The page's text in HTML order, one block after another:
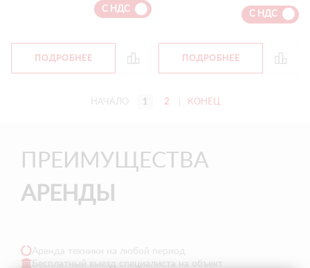
С НДС
ПОДРОБНЕЕ
С НДС
ПОДРОБНЕЕ
НАЧАЛО 1 2 КОНЕЦ
ПРЕИМУЩЕСТВА
АРЕНДЫ
Аренда техники на любой период
Бесплатный выезд специалиста на объект